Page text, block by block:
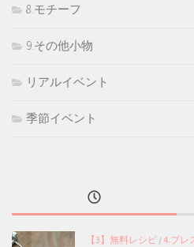
8.モチーフ
9.その他小物
リアルイベント
季節イベント
【3】無料レシピ /4.ブレ